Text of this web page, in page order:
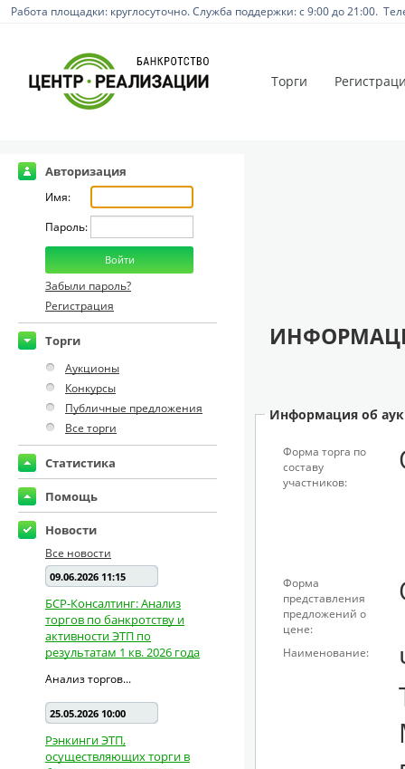
Работа площадки: круглосуточно. Служба поддержки: с 9:00 до 21:00.
Торги
Авторизация
Имя:
Пароль:
Забыли пароль?
Регистрация
Торги
Аукционы
Конкурсы
Публичные предложения
Все торги
Статистика
Помощь
Новости
Все новости
09.06.2026 11:15
БСР-Консалтинг: Анализ
торгов по банкротству и
активности ЭТП по
результатам 1 кв. 2026 года
Анализ торгов...
25.05.2026 10:00
Рэнкинги ЭТП,
осуществляющих торги в
Информация об
Форма торга по
составу
участников:
Форма
представления
предложений о
цене:
Наименование: